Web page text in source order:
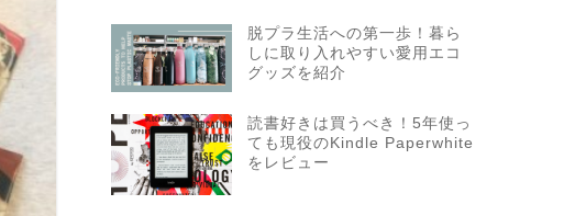
脱プラ生活への第一歩！暮ら
しに取り入れやすい愛用エコ
グッズを紹介
読書好きは買うべき！5年使っ
ても現役のKindle Paperwhite
をレビュー